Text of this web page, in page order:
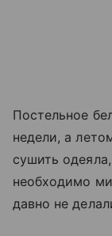
Постельное
недели, а
сушить
необходимо
давно не